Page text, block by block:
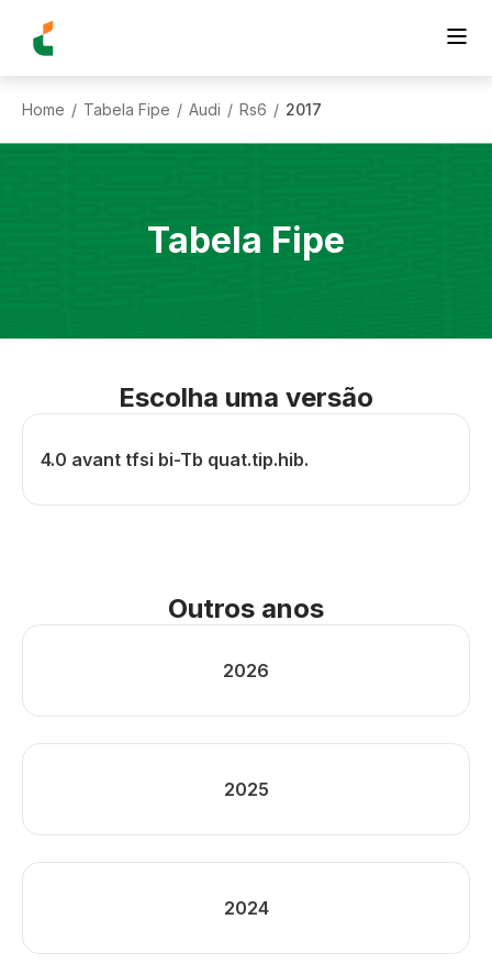
Home / Tabela Fipe / Audi / Rs6 / 2017
Tabela Fipe
Escolha uma versão
4.0 avant tfsi bi-Tb quat.tip.hib.
Outros anos
2026
2025
2024